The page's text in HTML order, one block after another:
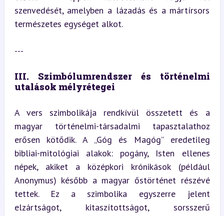
szenvedését, amelyben a lázadás és a mártírsors
természetes egységet alkot.
---
III. Szimbólumrendszer és történelmi
utalások mélyrétegei
A vers szimbolikája rendkívül összetett és a
magyar történelmi-társadalmi tapasztalathoz
erősen kötődik. A „Góg és Magóg” eredetileg
bibliai-mitológiai alakok: pogány, Isten ellenes
népek, akiket a középkori krónikások (például
Anonymus) később a magyar őstörténet részévé
tettek. Ez a szimbolika egyszerre jelent
elzártságot, kitaszítottságot, sorsszerű